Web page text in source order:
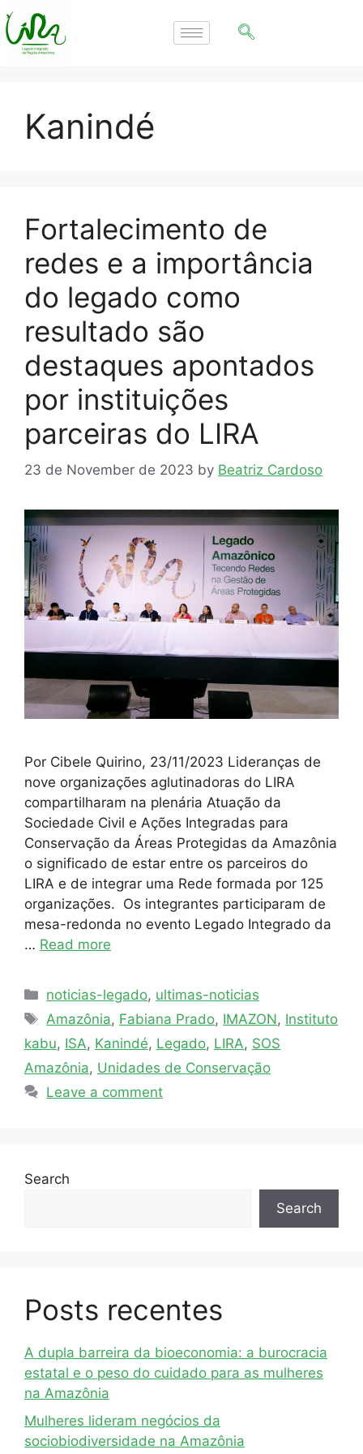
Kanindé
Fortalecimento de
redes e a importância
do legado como
resultado são
destaques apontados
por instituições
parceiras do LIRA
23 de November de 2023 by Beatriz Cardoso
Por Cibele Quirino, 23/11/2023 Lideranças de
nove organizações aglutinadoras do LIRA
compartilharam na plenária Atuação da
Sociedade Civil e Ações Integradas para
Conservação da Áreas Protegidas da Amazônia
o significado de estar entre os parceiros do
LIRA e de integrar uma Rede formada por 125
organizações. Os integrantes participaram de
mesa-redonda no evento Legado Integrado da
… Read more
noticias-legado, ultimas-noticias
Amazônia, Fabiana Prado, IMAZON, Instituto
kabu, ISA, Kanindé, Legado, LIRA, SOS
Amazônia, Unidades de Conservação
Leave a comment
Search
Search
Posts recentes
A dupla barreira da bioeconomia: a burocracia
estatal e o peso do cuidado para as mulheres
na Amazônia
Mulheres lideram negócios da
sociobiodiversidade na Amazônia